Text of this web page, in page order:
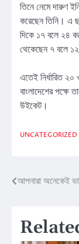
তিনে নেমে দারুণ
করেছেন তিনি। এ
দিকে ১৭ বলে ২৪
থেকেছেন ৭ বলে
এতেই নির্ধারিত
বাংলাদেশের পক্ষে
উইকেট।
UNCATEGORIZED
Post
আপনারা অনেকেই